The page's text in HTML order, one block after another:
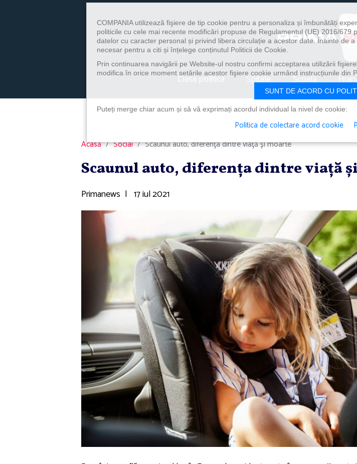
Clasa politica Spitale Școală
Acasă Social Scaunul auto, diferenţa dintre viaţă şi moarte
Scaunul auto, diferenţa dintre viaţă
Primanews | 17 iul 2021
COMPANIA utilizează fişiere de tip cookie pentru a personaliza și îmbunătăți
politicile cu cele mai recente modificări propuse de Regulamentul (UE) 2016/
datelor cu caracter personal și privind libera circulație a acestor date. Înainte de
necesar pentru a citi și înțelege conținutul Politicii de Cookie.
Prin continuarea navigării pe Website-ul nostru confirmi acceptarea utilizării
modifica în orice moment setările acestor fişiere cookie urmând instrucțiunile din
SUNT DE ACORD CU
Puteți merge chiar acum și să vă exprimați acordul individual la nivel de cookie:
Politica de colectare acord cookie